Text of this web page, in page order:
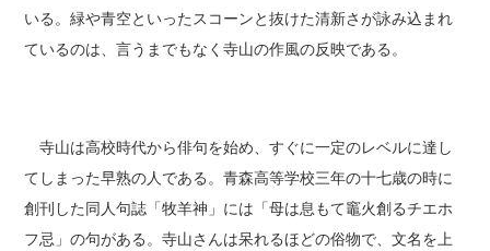
いる。緑や青空といったスコーンと抜けた清新さが詠み込まれ
ているのは、言うまでもなく寺山の作風の反映である。
寺山は高校時代から俳句を始め、すぐに一定のレベルに達し
てしまった早熟の人である。青森高等学校三年の十七歳の時に
創刊した同人句誌「牧羊神」には「母は息もて竈火創るチエホ
フ忌」の句がある。寺山さんは呆れるほどの俗物で、文名を上